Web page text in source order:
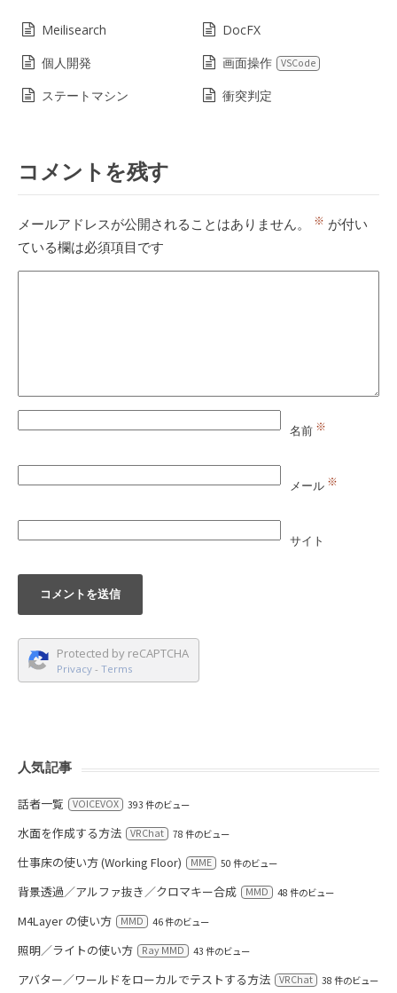
Meilisearch
DocFX
個人開発
画面操作 VSCode
ステートマシン 衝突判定
コメントを残す
メールアドレスが公開されることはありません。 ※ が付い
ている欄は必須項目です
名前 ※
メール ※
サイト
Protected by reCAPTCHA
Privacy - Terms
人気記事
話者一覧 VOICEVOX 393 件のビュー
水面を作成する方法 VRChat 78 件のビュー
仕事床の使い方 (Working Floor) MME 50 件のビュー
背景透過／アルファ抜き／クロマキー合成 MMD 48 件のビュー
M4Layer の使い方 MMD 46 件のビュー
照明／ライトの使い方 Ray MMD 43 件のビュー
アバター／ワールドをローカルでテストする方法 VRChat 38 件のビュー